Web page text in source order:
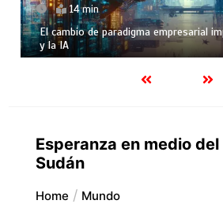
14 min
cambio de paradigma empresarial impulsado
IA
Esperanza en medio
Sudán
Home Mundo